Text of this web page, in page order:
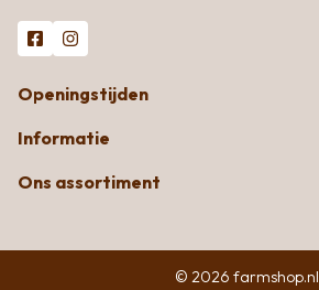
Openingstijden
Informatie
Ons assortiment
© 2026 farmshop.nl